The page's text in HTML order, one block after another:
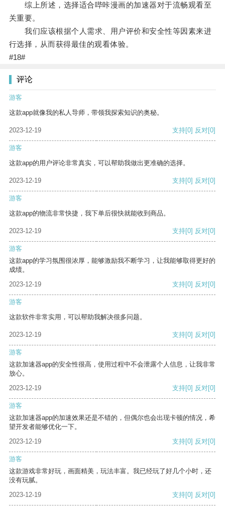
综上所述，选择适合哔咔漫画的加速器对于流畅观看至
关重要。
我们应该根据个人需求、用户评价和安全性等因素来进
行选择，从而获得最佳的观看体验。
#18#
评论
游客
这款app就像我的私人导师，带领我探索知识的奥秘。
2023-12-19 支持[0] 反对[0]
游客
这款app的用户评论非常真实，可以帮助我做出更准确的选择。
2023-12-19 支持[0] 反对[0]
游客
这款app的物流非常快捷，我下单后很快就能收到商品。
2023-12-19 支持[0] 反对[0]
游客
这款app的学习氛围很浓厚，能够激励我不断学习，让我能够取得更好的
成绩。
2023-12-19
支持[0] 反对[0]
游客
这款软件非常实用，可以帮助我解决很多问题。
2023-12-19 支持[0] 反对[0]
游客
这款加速器app的安全性很高，使用过程中不会泄露个人信息，让我非常
放心。
2023-12-19
支持[0] 反对[0]
游客
这款加速器app的加速效果还是不错的，但偶尔也会出现卡顿的情况，希
望开发者能够优化一下。
2023-12-19
支持[0] 反对[0]
游客
这款游戏非常好玩，画面精美，玩法丰富。我已经玩了好几个小时，还
没有玩腻。
2023-12-19
支持[0] 反对[0]